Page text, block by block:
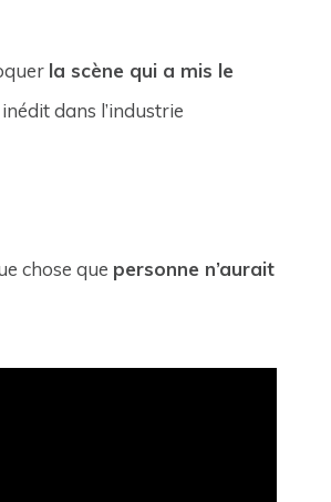
la scène qui a mis le
dans l’industrie
chose que personne n’aurait